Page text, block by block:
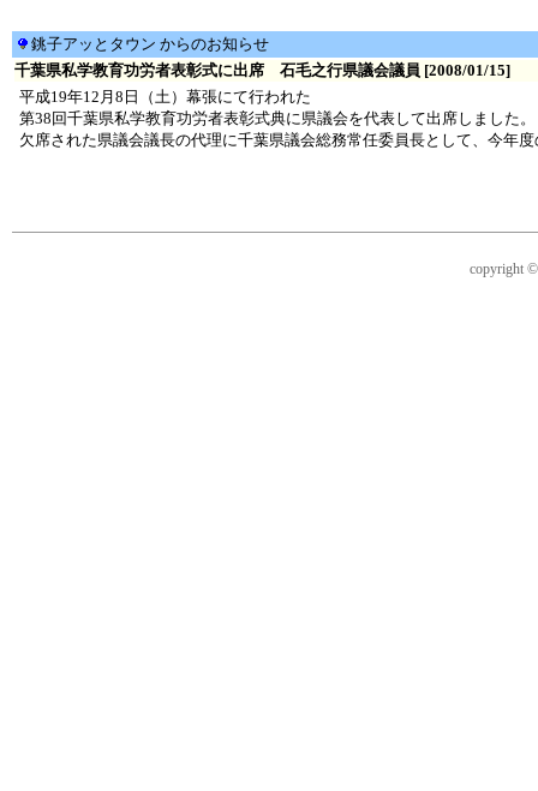
銚子アッとタウン からのお知らせ
千葉県私学教育功労者表彰式に出席 石毛之行県議会議員 [2008/01/15]
平成19年12月8日（土）幕張にて行われた
第38回千葉県私学教育功労者表彰式典に県議会を代表して出席しました。
欠席された県議会議長の代理に千葉県議会総務常任委員長として、今年
copyright ©